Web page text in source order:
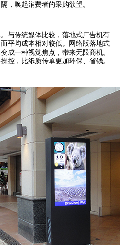
，唤起消费者的采购欲望。
与传统媒体比较，落地式广告机有
而平均成本相对较低。网络版落地式
成一种视觉焦点，带来无限商机。
控，比纸质传单更加环保、省钱。